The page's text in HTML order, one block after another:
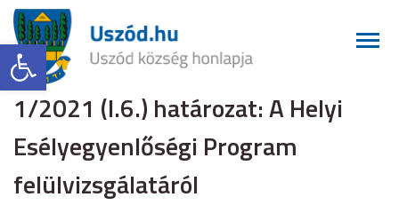
Eszköztár megnyitása
1/2021 (I.6.) határozat: A Helyi
Esélyegyenlőségi Program
felülvizsgálatáról